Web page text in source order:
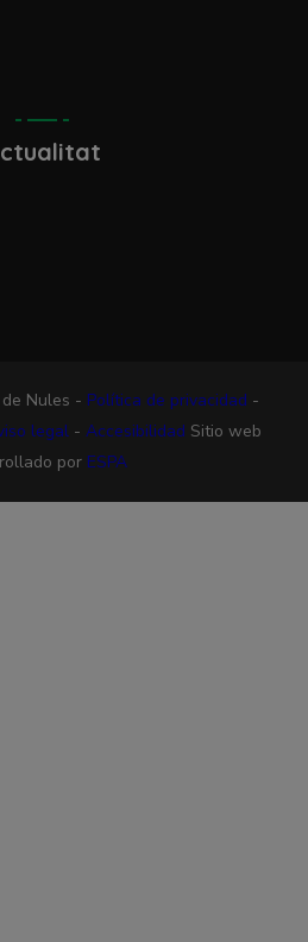
Nules - Política de privacidad -
legal- Accesibilidad Sitio web
por ESPA